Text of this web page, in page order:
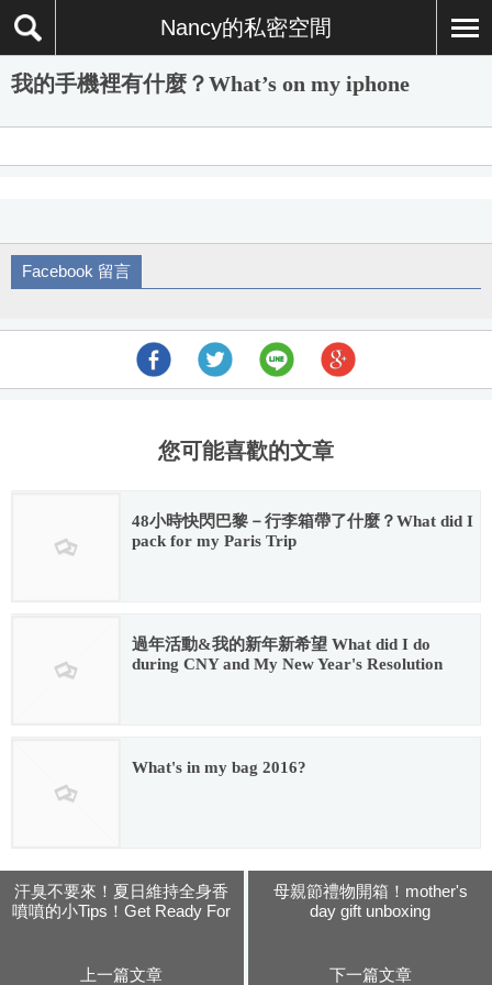
Nancy的私密空間
我的手機裡有什麼？What’s on my iphone
Facebook 留言
您可能喜歡的文章
48小時快閃巴黎－行李箱帶了什麼？What did I
pack for my Paris Trip
過年活動&我的新年新希望 What did I do
during CNY and My New Year's Resolution
What's in my bag 2016?
汗臭不要來！夏日維持全身香
噴噴的小Tips！Get Ready For
上一篇文章
母親節禮物開箱！mother's
day gift unboxing
下一篇文章